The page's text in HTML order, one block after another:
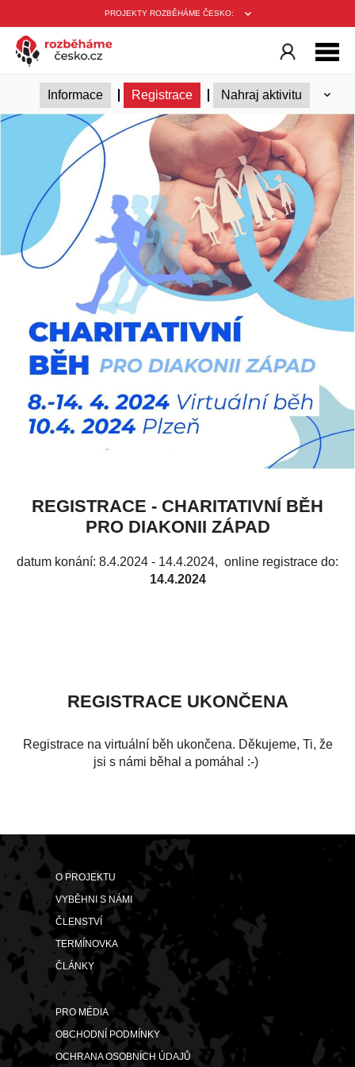
PROJEKTY ROZBĚHÁME ČESKO:
Informace Registrace Nahraj aktivitu
Seznam přihlášených Podmínky
Týmová výzva
REGISTRACE - CHARITATIVNÍ BĚH
PRO DIAKONII ZÁPAD
datum konání: 8.4.2024 - 14.4.2024, online registrace do:
14.4.2024
REGISTRACE UKONČENA
Registrace na virtuální běh ukončena. Děkujeme, Ti, že
jsi s námi běhal a pomáhal :-)
O PROJEKTU
VYBĚHNI S NÁMI
ČLENSTVÍ
TERMÍNOVKA
ČLÁNKY
PRO MÉDIA
OBCHODNÍ PODMÍNKY
OCHRANA OSOBNÍCH ÚDAJŮ